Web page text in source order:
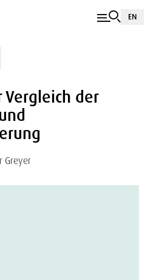
EN
der
Greyer